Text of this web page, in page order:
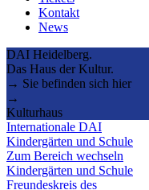
Kontakt
News
DAI Heidelberg.
Das Haus der Kultur.
→ Sie befinden sich hier
→
Kulturhaus
Internationale DAI
Kindergärten und Schule
Zum Bereich wechseln
Kindergärten und Schule
Freundeskreis des